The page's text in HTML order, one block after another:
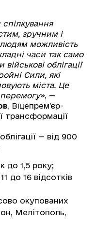
зручним і
можливість
часи так само
облігації
Сили, які
міста. Це
, —
, Віцепрем’єр-
трансформації
— від 900
до 1,5 року;
до 16 відсотків
окупованих
Мелітополь,